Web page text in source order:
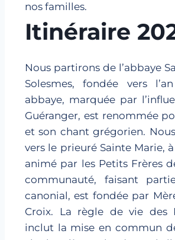
nos familles.
Itinéraire
Nous partirons de l’abbaye
Solesmes, fondée vers
abbaye, marquée par
Guéranger, est renommée
et son chant grégorien.
vers le prieuré Sainte Marie,
animé par les Petits Frères
communauté, faisant
canonial, est fondée par
Croix. La règle de vie des
inclut la mise en commun